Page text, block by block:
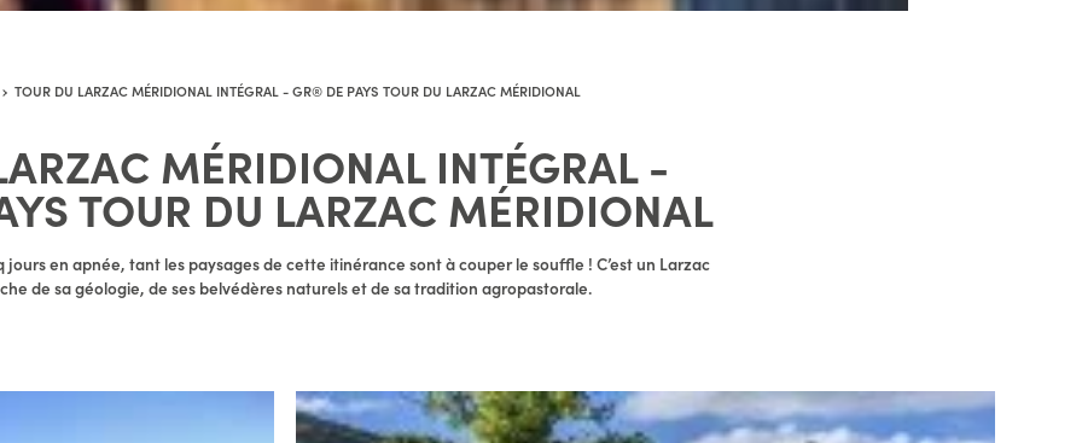
TOUR DU LARZAC MÉRIDIONAL INTÉGRAL - GR® DE PAYS TOUR DU LARZAC MÉRIDIONAL
MÉRIDIONAL INTÉGRAL -
TOUR DU LARZAC MÉRIDIONAL
en apnée, tant les paysages de cette itinérance sont à couper le souffle ! C’est un Larzac
de sa géologie, de ses belvédères naturels et de sa tradition agropastorale.